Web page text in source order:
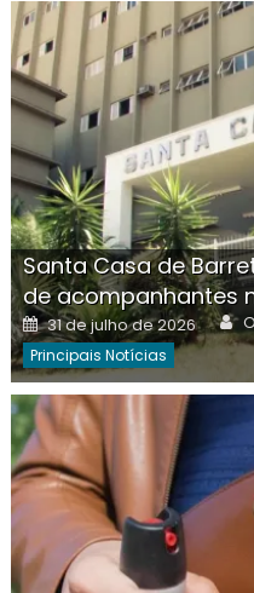
Santa Casa de
de acompanhantes
Posted
on
31 de julho de 2026
Principais Notícias